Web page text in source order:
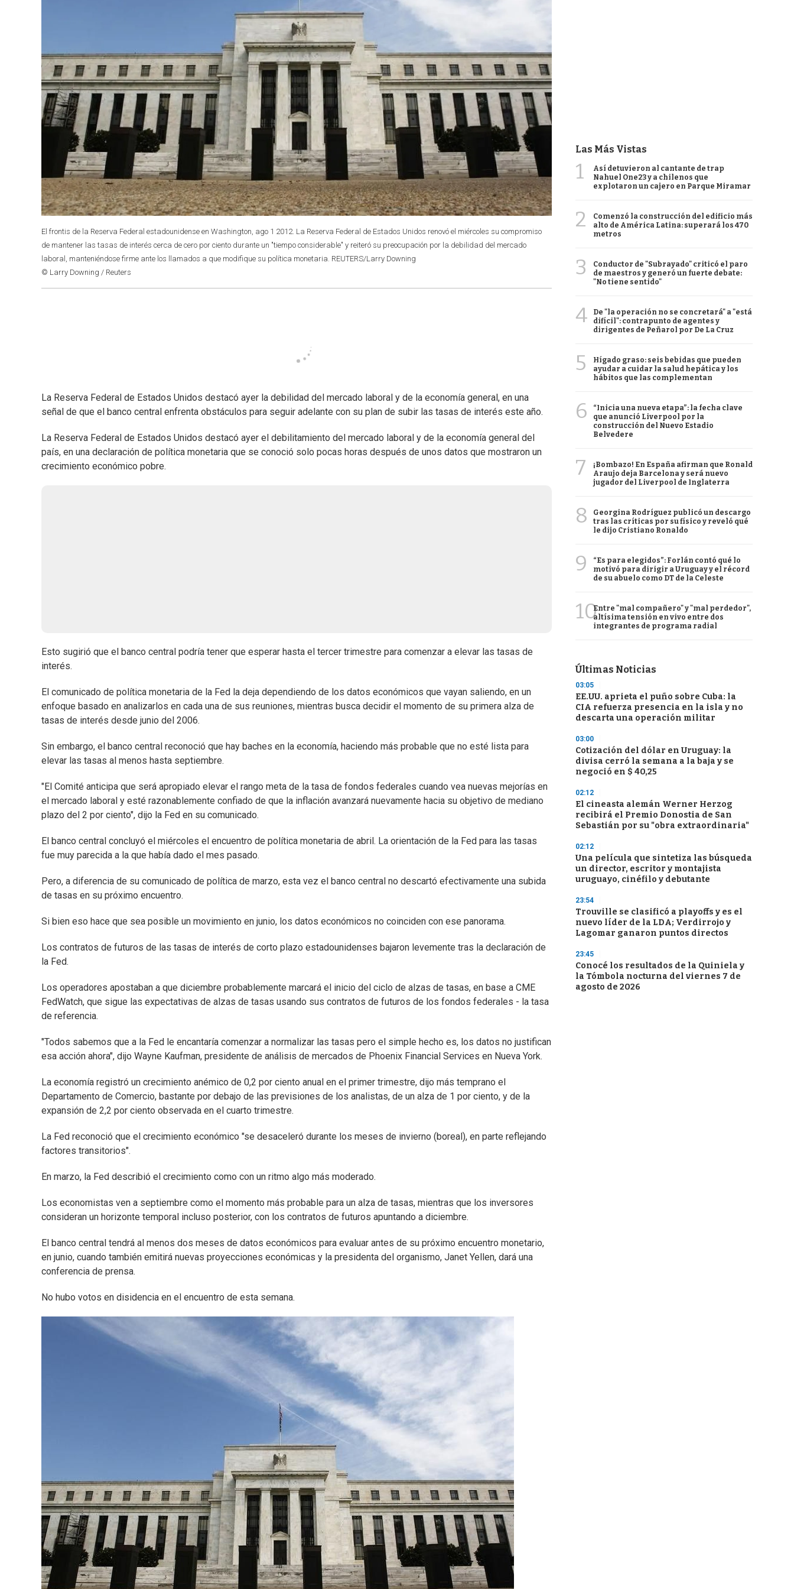
El frontis de la Reserva Federal estadounidense en Washington, ago 1 2012. La Reserva Federal de Estados Unidos renovó el miércoles su compromiso
de mantener las tasas de interés cerca de cero por ciento durante un "tiempo considerable" y reiteró su preocupación por la debilidad del mercado
laboral, manteniéndose firme ante los llamados a que modifique su política monetaria. REUTERS/Larry Downing
© Larry Downing / Reuters
La Reserva Federal de Estados Unidos destacó ayer la debilidad del mercado laboral y de la economía general, en una
señal de que el banco central enfrenta obstáculos para seguir adelante con su plan de subir las tasas de interés este año.
La Reserva Federal de Estados Unidos destacó ayer el debilitamiento del mercado laboral y de la economía general del
país, en una declaración de política monetaria que se conoció solo pocas horas después de unos datos que mostraron un
crecimiento económico pobre.
Esto sugirió que el banco central podría tener que esperar hasta el tercer trimestre para comenzar a elevar las tasas de
interés.
El comunicado de política monetaria de la Fed la deja dependiendo de los datos económicos que vayan saliendo, en un
enfoque basado en analizarlos en cada una de sus reuniones, mientras busca decidir el momento de su primera alza de
tasas de interés desde junio del 2006.
Sin embargo, el banco central reconoció que hay baches en la economía, haciendo más probable que no esté lista para
elevar las tasas al menos hasta septiembre.
"El Comité anticipa que será apropiado elevar el rango meta de la tasa de fondos federales cuando vea nuevas mejorías en
el mercado laboral y esté razonablemente confiado de que la inflación avanzará nuevamente hacia su objetivo de mediano
plazo del 2 por ciento", dijo la Fed en su comunicado.
El banco central concluyó el miércoles el encuentro de política monetaria de abril. La orientación de la Fed para las tasas
fue muy parecida a la que había dado el mes pasado.
Pero, a diferencia de su comunicado de política de marzo, esta vez el banco central no descartó efectivamente una subida
de tasas en su próximo encuentro.
Si bien eso hace que sea posible un movimiento en junio, los datos económicos no coinciden con ese panorama.
Los contratos de futuros de las tasas de interés de corto plazo estadounidenses bajaron levemente tras la declaración de
la Fed.
Los operadores apostaban a que diciembre probablemente marcará el inicio del ciclo de alzas de tasas, en base a CME
FedWatch, que sigue las expectativas de alzas de tasas usando sus contratos de futuros de los fondos federales - la tasa
de referencia.
"Todos sabemos que a la Fed le encantaría comenzar a normalizar las tasas pero el simple hecho es, los datos no justifican
esa acción ahora", dijo Wayne Kaufman, presidente de análisis de mercados de Phoenix Financial Services en Nueva York.
La economía registró un crecimiento anémico de 0,2 por ciento anual en el primer trimestre, dijo más temprano el
Departamento de Comercio, bastante por debajo de las previsiones de los analistas, de un alza de 1 por ciento, y de la
expansión de 2,2 por ciento observada en el cuarto trimestre.
La Fed reconoció que el crecimiento económico "se desaceleró durante los meses de invierno (boreal), en parte reflejando
factores transitorios".
En marzo, la Fed describió el crecimiento como con un ritmo algo más moderado.
Los economistas ven a septiembre como el momento más probable para un alza de tasas, mientras que los inversores
consideran un horizonte temporal incluso posterior, con los contratos de futuros apuntando a diciembre.
El banco central tendrá al menos dos meses de datos económicos para evaluar antes de su próximo encuentro monetario,
en junio, cuando también emitirá nuevas proyecciones económicas y la presidenta del organismo, Janet Yellen, dará una
conferencia de prensa.
No hubo votos en disidencia en el encuentro de esta semana.
Las Más Vistas
1
Así detuvieron al cantante de trap
Nahuel One23 y a chilenos que
explotaron un cajero en Parque Miramar
2
Comenzó la construcción del edificio más
alto de América Latina: superará los 470
metros
3
Conductor de "Subrayado" criticó el paro
de maestros y generó un fuerte debate:
"No tiene sentido"
4
De "la operación no se concretará" a "está
difícil": contrapunto de agentes y
dirigentes de Peñarol por De La Cruz
5
Hígado graso: seis bebidas que pueden
ayudar a cuidar la salud hepática y los
hábitos que las complementan
6
“Inicia una nueva etapa”: la fecha clave
que anunció Liverpool por la
construcción del Nuevo Estadio
Belvedere
7
¡Bombazo! En España afirman que Ronald
Araujo deja Barcelona y será nuevo
jugador del Liverpool de Inglaterra
8
Georgina Rodríguez publicó un descargo
tras las críticas por su físico y reveló qué
le dijo Cristiano Ronaldo
9
“Es para elegidos”: Forlán contó qué lo
motivó para dirigir a Uruguay y el récord
de su abuelo como DT de la Celeste
10Entre "mal compañero" y "mal perdedor",
altísima tensión en vivo entre dos
integrantes de programa radial
Últimas Noticias
03:05
EE.UU. aprieta el puño sobre Cuba: la
CIA refuerza presencia en la isla y no
descarta una operación militar
03:00
Cotización del dólar en Uruguay: la
divisa cerró la semana a la baja y se
negoció en $ 40,25
02:12
El cineasta alemán Werner Herzog
recibirá el Premio Donostia de San
Sebastián por su "obra extraordinaria"
02:12
Una película que sintetiza las búsqueda
un director, escritor y montajista
uruguayo, cinéfilo y debutante
23:54
Trouville se clasificó a playoffs y es el
nuevo líder de la LDA; Verdirrojo y
Lagomar ganaron puntos directos
23:45
Conocé los resultados de la Quiniela y
la Tómbola nocturna del viernes 7 de
agosto de 2026